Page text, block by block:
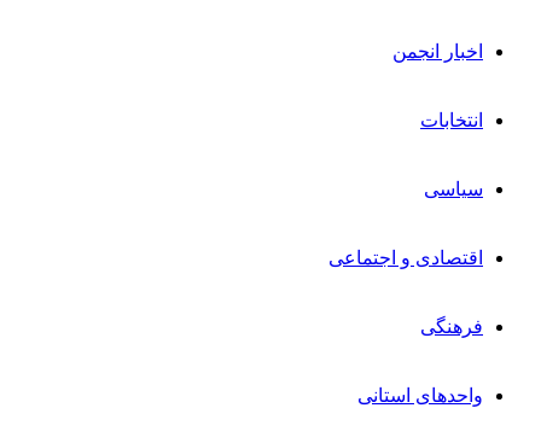
اخبار انجمن
انتخابات
سیاسی
اقتصادی و اجتماعی
فرهنگی
واحدهای استانی